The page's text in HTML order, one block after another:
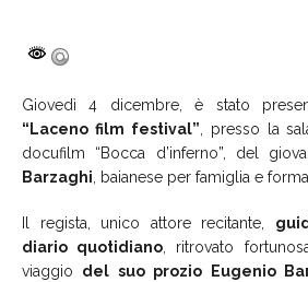
Giovedì 4 dicembre, è stato
“Laceno film festival” , presso la
docufilm “Bocca d’inferno”, del
Barzaghi , baianese per famiglia e
Il regista, unico attore recitante,
diario quotidiano , ritrovato
viaggio del suo prozio Eugenio